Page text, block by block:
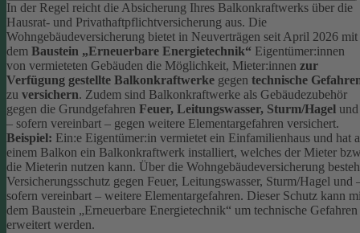
In der Regel reicht die Absicherung Ihres Balkonkraftwerks über die
Hausrat- und Privathaftpflichtversicherung aus. Die
Wohngebäudeversicherung bietet in Neuverträgen seit April 2026 mit
dem Baustein „Erneuerbare Energietechnik“ Eigentümer:innen
von vermieteten Gebäuden die Möglichkeit, Mieter:innen zur
Verfügung gestellte Balkonkraftwerke gegen technische
zu versichern. Zudem sind Balkonkraftwerke als Gebäudezubehör
gegen die Grundgefahren Feuer, Leitungswasser, Sturm/Hagel und
– sofern vereinbart – gegen weitere Elementargefahren versichert.
Beispiel: Ein:e Eigentümer:in vermietet ein Einfamilienhaus und hat
einem Balkon ein Balkonkraftwerk installiert, welches der Mieter
die Mieterin nutzen kann. Über die Wohngebäudeversicherung
Versicherungsschutz gegen Feuer, Leitungswasser, Sturm/Hagel und
sofern vereinbart – weitere Elementargefahren. Dieser Schutz kann
dem Baustein „Erneuerbare Energietechnik“ um technische Gefahren
erweitert werden.